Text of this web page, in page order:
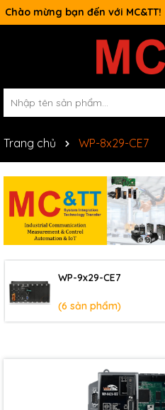
Chào mừng bạn đến với MC&TT!
Switch công nghiệp
Trang chủ WP-8x29-CE7
WP-9x29-CE7
(6 sản phẩm)